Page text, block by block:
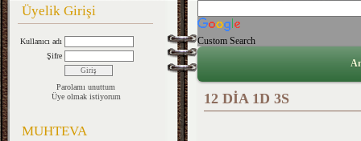
Üyelik Girişi
Kullanıcı adı
Şifre
Parolamı unuttum
Üye olmak istiyorum
MUHTEVA
Custom Search
12 DİA 1D 3S